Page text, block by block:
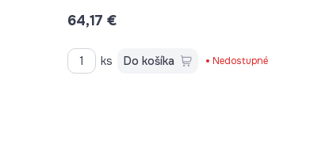
64,17 €
ks Do košíka Nedostupné